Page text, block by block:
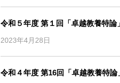
令和５年度 第１回「卓越教養特論
2023年4月28日
令和４年度 第16回「卓越教養特